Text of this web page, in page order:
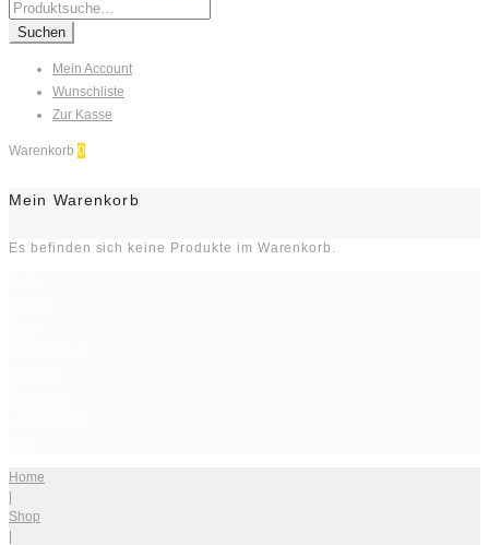
Search
for:
Suchen
Mein Account
Wunschliste
Zur Kasse
Warenkorb 0
Mein Warenkorb
Es befinden sich keine Produkte im Warenkorb.
Home
|
Shop
|